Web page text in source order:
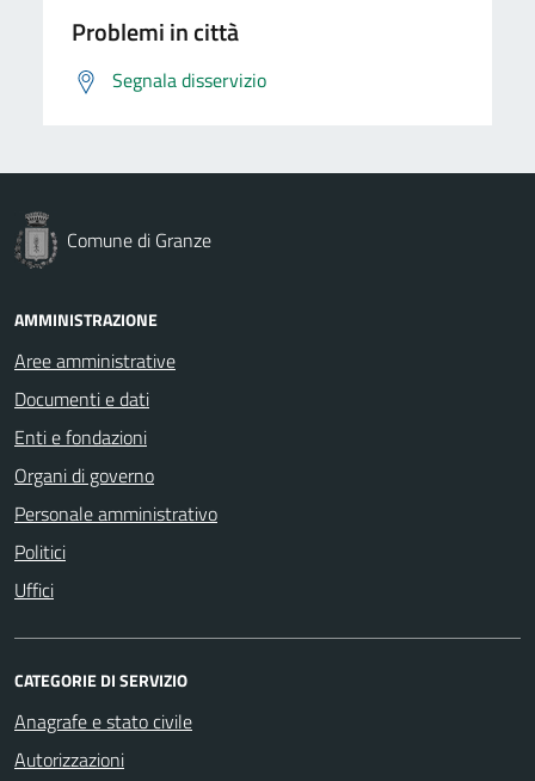
Problemi in città
Segnala disservizio
Comune di Granze
AMMINISTRAZIONE
Aree amministrative
Documenti e dati
Enti e fondazioni
Organi di governo
Personale amministrativo
Politici
Uffici
CATEGORIE DI SERVIZIO
Anagrafe e stato civile
Autorizzazioni